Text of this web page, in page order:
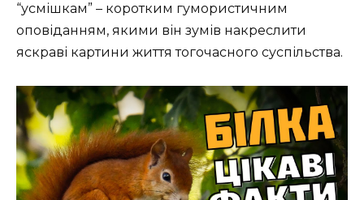
“усмішкам” – коротким гумористичним
оповіданням, якими він зумів накреслити
яскраві картини життя тогочасного суспільства.